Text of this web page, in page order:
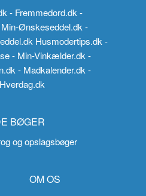
- Fremmedord.dk -
Ønskeseddel.dk -
Husmodertips.dk -
- Min-Vinkælder.dk -
- Madkalender.dk -
BØGER
og opslagsbøger
OM OS